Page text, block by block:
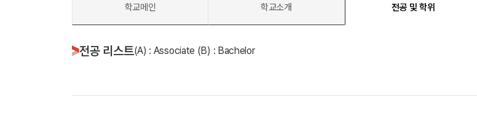
학교메인 학교소개 전공 및 학위
전공 리스트(A) : Associate (B) : Bachelor